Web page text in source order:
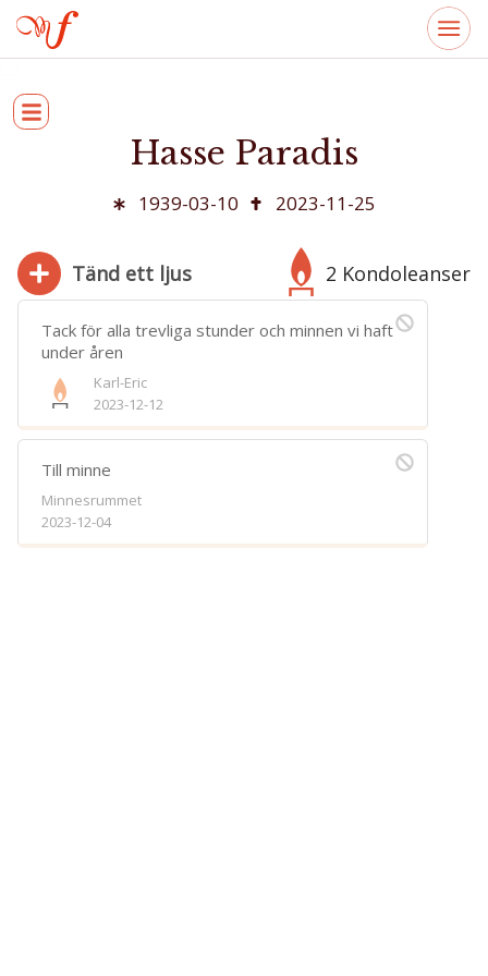
Hasse Paradis
1939-03-10 2023-11-25
Tänd ett ljus 2 Kondoleanser
Jag har läst och accepterar villkoren
Spara
Tack för alla trevliga stunder och minnen vi haft
under åren
Karl-Eric
2023-12-12
Till minne
Minnesrummet
2023-12-04